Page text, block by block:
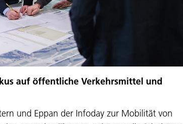
auf öffentliche Verkehrsmittel und
und Eppan der Infoday zur Mobilität von